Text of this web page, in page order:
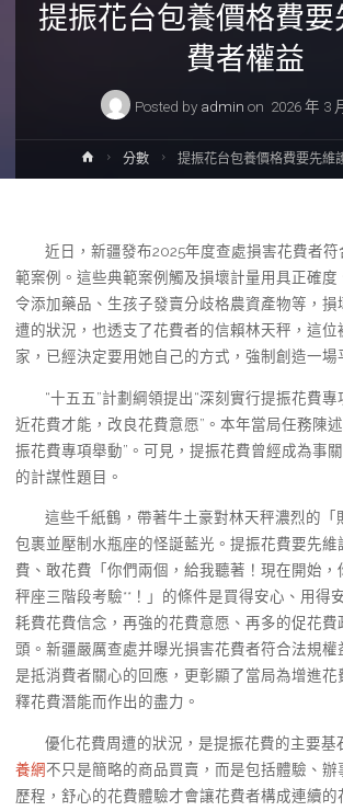
提振花台包養價格費要
費者權益
Posted by admin on 2026 年 3
Home分數 提振花台包養價格費要先維
近日，新疆發布2025年度查處損害花費者
範案例。這些典範案例觸及損壞計量用具正確度
令添加藥品、生孩子發賣分歧格農資產物等，損
遭的狀況，也透支了花費者的信賴林天秤，這位
家，已經決定要用她自己的方式，強制創造一場
“十五五”計劃綱領提出“深刻實行提振花費
近花費才能，改良花費意愿”。本年當局任務陳
振花費專項舉動”。可見，提振花費曾經成為事
的計謀性題目。
這些千紙鶴，帶著牛土豪對林天秤濃烈的「
包裹並壓制水瓶座的怪誕藍光。提振花費要先維
費、敢花費「你們兩個，給我聽著！現在開始，
秤座三階段考驗**！」的條件是買得安心、用得
耗費花費信念，再強的花費意愿、再多的促花費
頭。新疆嚴厲查處并曝光損害花費者符合法規權
是抵消費者關心的回應，更彰顯了當局為增進花
釋花費潛能而作出的盡力。
優化花費周遭的狀況，是提振花費的主要基
養網不只是簡略的商品買賣，而是包括體驗、辦
歷程，舒心的花費體驗才會讓花費者構成連續的